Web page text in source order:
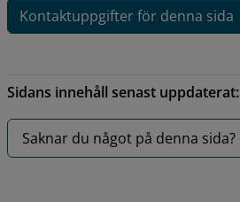
Kontaktuppgifter för denna sida
Sidans innehåll senast uppdaterat:
Saknar du något på denna sida?